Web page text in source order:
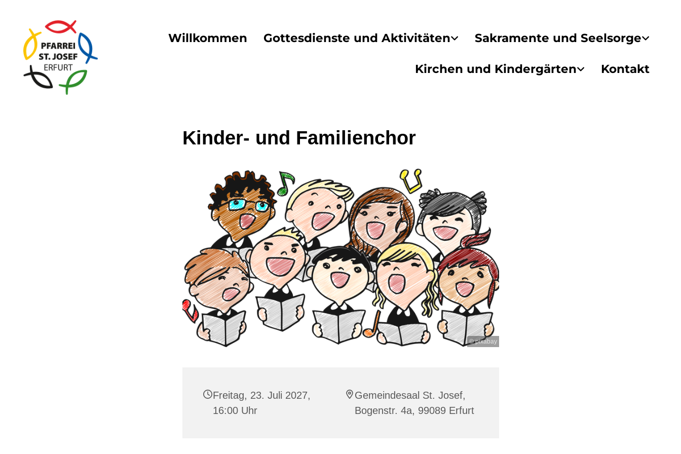
Willkommen Gottesdienste und Aktivitäten Sakramente und Seelsorge
Kirchen und Kindergärten Kontakt
Kinder- und Familienchor
© pixabay
Freitag, 23. Juli 2027,
16:00 Uhr
Gemeindesaal St. Josef,
Bogenstr. 4a, 99089 Erfurt